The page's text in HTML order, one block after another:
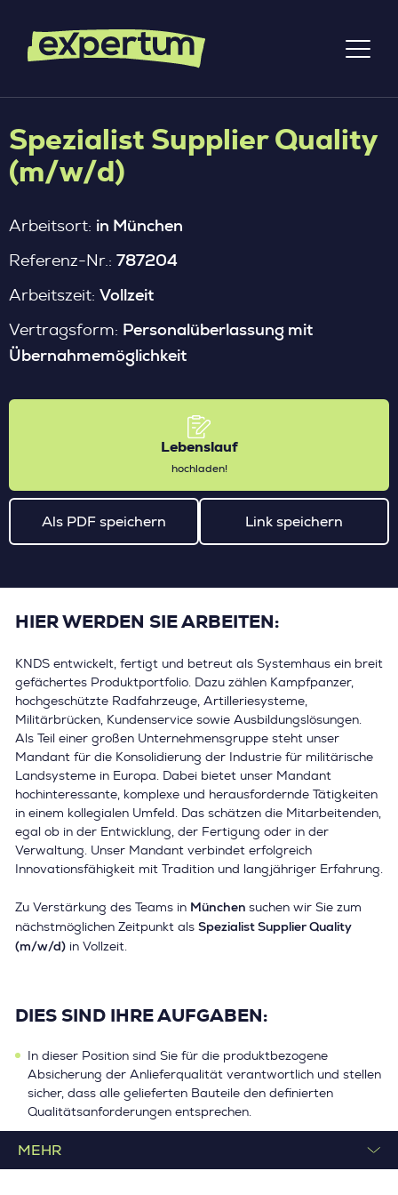
Spezialist Supplier Quality
(m/w/d)
Arbeitsort: in München
Referenz-Nr.: 787204
Arbeitszeit: Vollzeit
Vertragsform: Personalüberlassung mit
Übernahmemöglichkeit
Lebenslauf
hochladen!
Als PDF speichern Link speichern
HIER WERDEN SIE ARBEITEN:
KNDS entwickelt, fertigt und betreut als Systemhaus ein breit
gefächertes Produktportfolio. Dazu zählen Kampfpanzer,
hochgeschützte Radfahrzeuge, Artilleriesysteme,
Militärbrücken, Kundenservice sowie Ausbildungslösungen.
Als Teil einer großen Unternehmensgruppe steht unser
Mandant für die Konsolidierung der Industrie für militärische
Landsysteme in Europa. Dabei bietet unser Mandant
hochinteressante, komplexe und herausfordernde Tätigkeiten
in einem kollegialen Umfeld. Das schätzen die Mitarbeitenden,
egal ob in der Entwicklung, der Fertigung oder in der
Verwaltung. Unser Mandant verbindet erfolgreich
Innovationsfähigkeit mit Tradition und langjähriger Erfahrung.
Zu Verstärkung des Teams in München suchen wir Sie zum
nächstmöglichen Zeitpunkt als Spezialist Supplier Quality
(m/w/d) in Vollzeit.
DIES SIND IHRE AUFGABEN:
In dieser Position sind Sie für die produktbezogene
Absicherung der Anlieferqualität verantwortlich und stellen
sicher, dass alle gelieferten Bauteile den definierten
Qualitätsanforderungen entsprechen.
produktbezogene Lieferantenentwicklung im Sinne der